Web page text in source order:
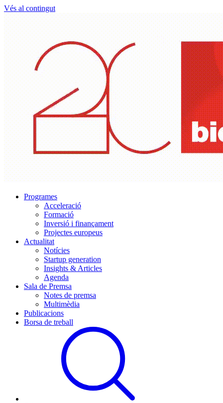
Vés al contingut
Programes
Acceleració
Formació
Inversió i finançament
Projectes europeus
Actualitat
Notícies
Startup generation
Insights & Articles
Agenda
Sala de Premsa
Notes de premsa
Multimèdia
Publicacions
Borsa de treball